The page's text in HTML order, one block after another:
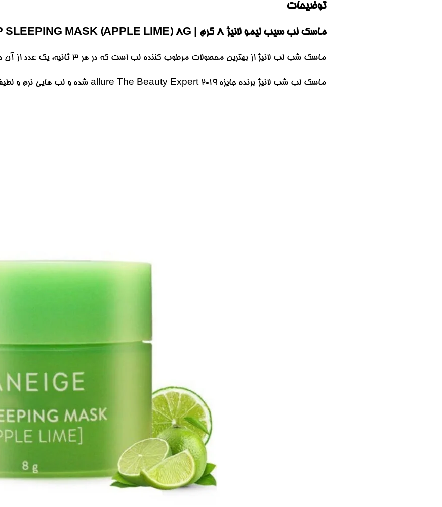
توضیحات
ماسک لب سیب لیمو لانیژ ۸ گرم | LANEIGE LIP SLEEPING MASK (APPLE LIME) 8G
ماسک شب لب لانیژ از بهترین محصولات مرطوب کننده لب است که در هر 3 ثانیه، یک عدد از آن در سطح جهان به فروش می رسد.
ماسک لب شب لانیژ برنده جایزه allure The Beauty Expert 2019 شده و لب هایی نرم و لطیف برایتان به ارمغان می آورد.